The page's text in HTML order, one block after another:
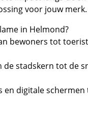
voor jouw merk.
in Helmond?
bewoners tot
de stadskern tot de
en digitale